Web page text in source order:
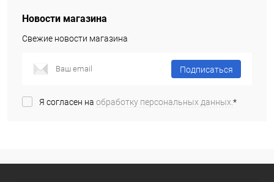
Новости магазина
Свежие новости магазина
Подписаться
Я согласен на обработку персональных данных.*